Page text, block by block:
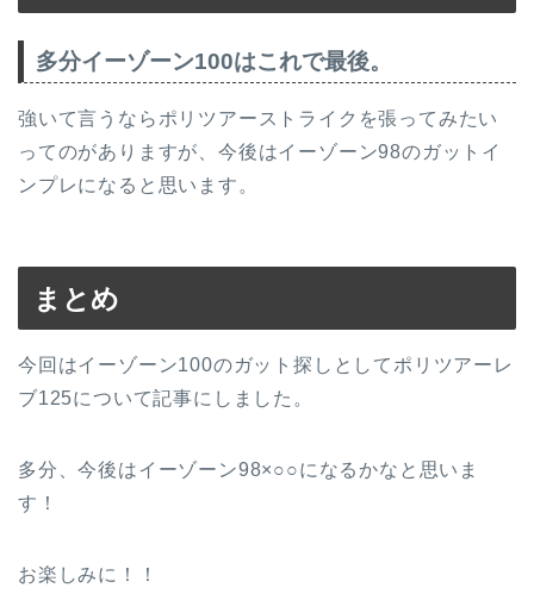
多分イーゾーン100はこれで最後。
強いて言うならポリツアーストライクを張ってみたい
ってのがありますが、今後はイーゾーン98のガットイ
ンプレになると思います。
まとめ
今回はイーゾーン100のガット探しとしてポリツアーレ
ブ125について記事にしました。
多分、今後はイーゾーン98×○○になるかなと思いま
す！
お楽しみに！！